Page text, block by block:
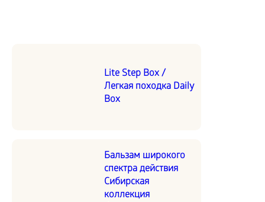
Lite Step Box /
Легкая походка Daily
Box
Бальзам широкого
спектра действия
Сибирская
коллекция